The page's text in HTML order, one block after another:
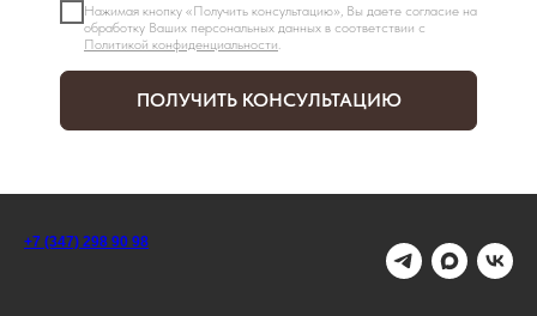
Нажимая кнопку «Получить консультацию», Вы даете согласие на
обработку Ваших персональных данных в соответствии с
Политикой конфиденциальности.
ПОЛУЧИТЬ КОНСУЛЬТАЦИЮ
+7 (347) 298 90 98